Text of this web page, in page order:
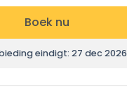
Boek nu
eindigt: 27 dec 2026